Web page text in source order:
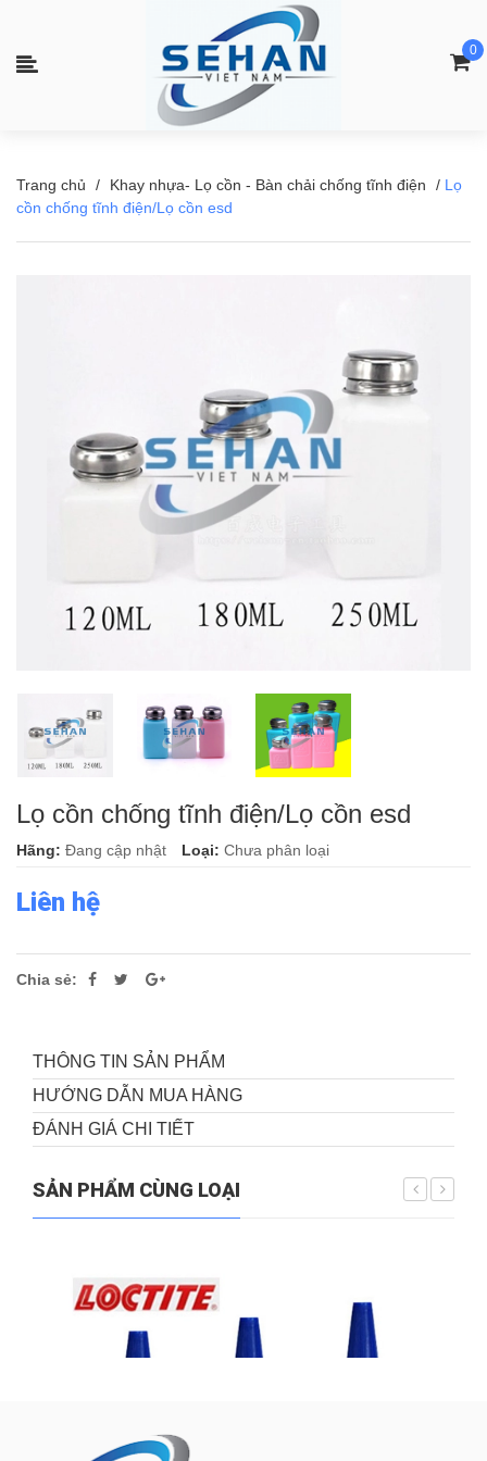
0
Trang chủ / Khay nhựa- Lọ cồn - Bàn chải chống tĩnh điện / Lọ
cồn chống tĩnh điện/Lọ cồn esd
Lọ cồn chống tĩnh điện/Lọ cồn esd
Hãng: Đang cập nhật Loại: Chưa phân loại
Liên hệ
Chia sẻ:
THÔNG TIN SẢN PHẨM
HƯỚNG DẪN MUA HÀNG
ĐÁNH GIÁ CHI TIẾT
SẢN PHẨM CÙNG LOẠI